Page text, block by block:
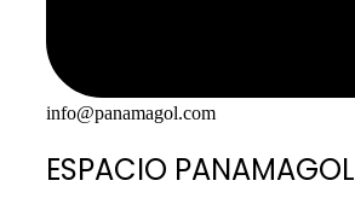
info@panamagol.com
ESPACIO PANAMAGOL